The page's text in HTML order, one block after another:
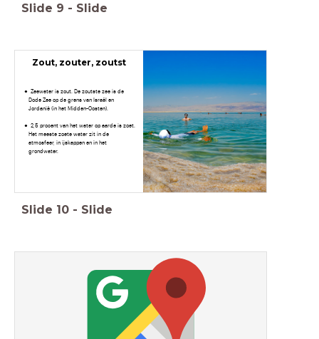
Slide 9 - Slide
Zout, zouter, zoutst
Zeewater is zout. De zoutste zee is de
Dode Zee op de grens van Israël en
Jordanië (in het Midden-Oosten).
2,5 procent van het water op aarde is zoet.
Het meeste zoete water zit in de
atmosfeer, in ijskappen en in het
grondwater.
Slide 10 - Slide